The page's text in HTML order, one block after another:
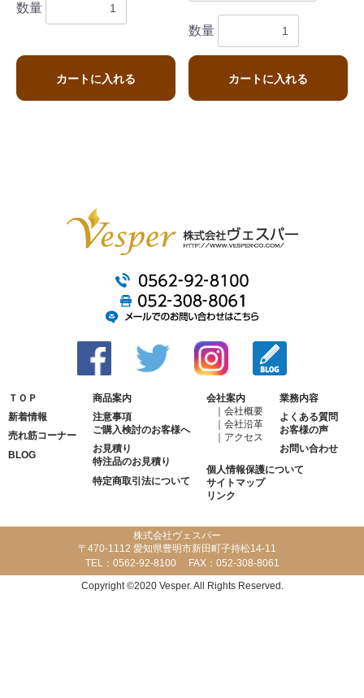
数量
カートに入れる
数量
カートに入れる
ＴＯＰ
新着情報
売れ筋コーナー
BLOG
商品案内
注意事項
ご購入検討のお客様へ
お見積り
特注品のお見積り
特定商取引法について
会社案内
会社概要
会社沿革
アクセス
業務内容
よくある質問
お客様の声
お問い合わせ
個人情報保護について
サイトマップ
リンク
株式会社ヴェスパー
〒470-1112 愛知県豊明市新田町子持松14-11
TEL： 0562-92-8100 FAX： 052-308-8061
Copyright ©2020 Vesper. All Rights Reserved.